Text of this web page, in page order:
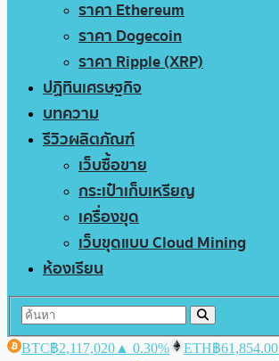
ราคา Ethereum
ราคา Dogecoin
ราคา Ripple (XRP)
ปฏิทินเศรษฐกิจ
บทความ
รีวิวผลิตภัณฑ์
เว็บซื้อขาย
กระเป๋าเก็บเหรียญ
เครื่องขุด
เว็บขุดแบบ Cloud Mining
ห้องเรียน
BTC฿2,117,020 ▲ 0.30% ETH฿61,854.00